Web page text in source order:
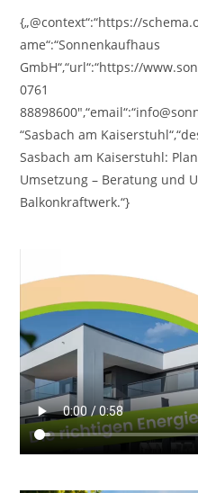
{„@context“:“https://
ame“:“Sonnenkaufhaus
GmbH“,“url“:“https://
0761
“Sasbach am
Sasbach am Kaiserstuhl:
Umsetzung – Beratung und
Balkonkraftwerk.“}